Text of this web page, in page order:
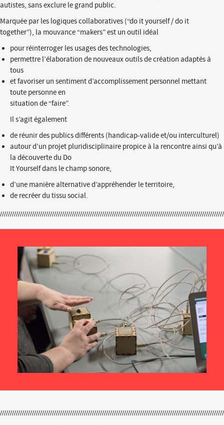
autistes, sans exclure le grand public.
Marquée par les logiques collaboratives (“do it yourself / do it
together”), la mouvance “makers” est un outil idéal
pour réinterroger les usages des technologies,
permettre l’élaboration de nouveaux outils de création adaptés à
tous
et favoriser un sentiment d’accomplissement personnel mettant
toute personne en
situation de “faire”.
Il s’agit également
de réunir des publics différents (handicap-valide et/ou interculturel)
autour d’un projet pluridisciplinaire propice à la rencontre ainsi qu’à
la découverte du Do
It Yourself dans le champ sonore,
d’une manière alternative d’appréhender le territoire,
de recréer du tissu social.